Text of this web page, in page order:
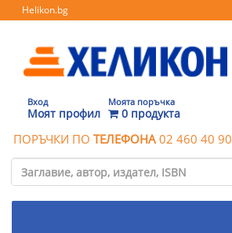
Helikon.bg
Вход
Моят профил
Моята поръчка
0 продукта
ПОРЪЧКИ ПО ТЕЛЕФОНА 02 460 40 90